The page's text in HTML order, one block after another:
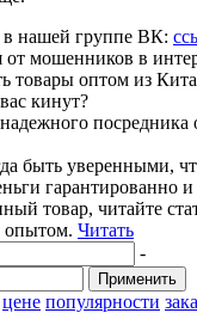
нашей группе ВК:
от мошенников в
товары оптом из
кинут?
быть уверенными,
гарантированно
товар, читайте
опытом. Читать
цене популярности
-
Применить